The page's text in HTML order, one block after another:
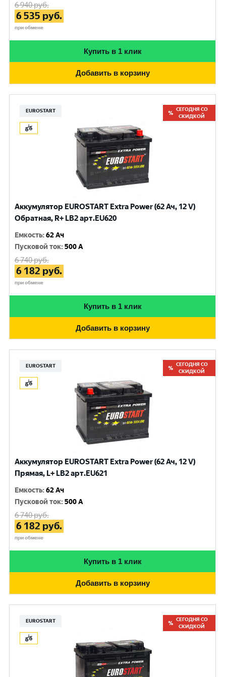
6 940руб.
6 535 руб.
при обмене
Купить в 1 клик
Добавить в корзину
EUROSTART
СЕГОДНЯ СО
СКИДКОЙ
Аккумулятор EUROSTART Extra Power (62 Ач, 12 V)
Обратная, R+ LB2 арт.EU620
Емкость:62 Ач
Пусковой ток:500 A
6 740руб.
6 182 руб.
при обмене
Купить в 1 клик
Добавить в корзину
EUROSTART
СЕГОДНЯ СО
СКИДКОЙ
Аккумулятор EUROSTART Extra Power (62 Ач, 12 V)
Прямая, L+ LB2 арт.EU621
Емкость:62 Ач
Пусковой ток:500 A
6 740руб.
6 182 руб.
при обмене
Купить в 1 клик
Добавить в корзину
EUROSTART
СЕГОДНЯ СО
СКИДКОЙ